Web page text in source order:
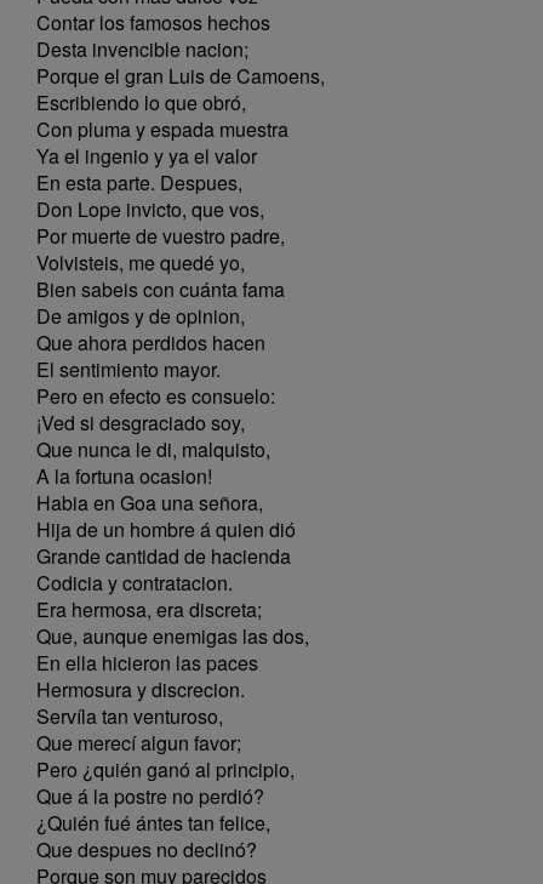
Contar los famosos hechos
Desta invencible nacion;
Porque el gran Luis de Camoens,
Escribiendo lo que obró,
Con pluma y espada muestra
Ya el ingenio y ya el valor
En esta parte. Despues,
Don Lope invicto, que vos,
Por muerte de vuestro padre,
Volvisteis, me quedé yo,
Bien sabeis con cuánta fama
De amigos y de opinion,
Que ahora perdidos hacen
El sentimiento mayor.
Pero en efecto es consuelo:
¡Ved si desgraciado soy,
Que nunca le di, malquisto,
A la fortuna ocasion!
Habia en Goa una señora,
Hija de un hombre á quien dió
Grande cantidad de hacienda
Codicia y contratacion.
Era hermosa, era discreta;
Que, aunque enemigas las dos,
En ella hicieron las paces
Hermosura y discrecion.
Servíla tan venturoso,
Que merecí algun favor;
Pero ¿quién ganó al principio,
Que á la postre no perdió?
¿Quién fué ántes tan felice,
Que despues no declinó?
Porque son muy parecidos